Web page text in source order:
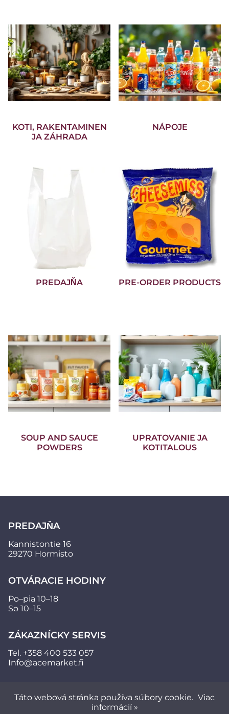
KOTI, RAKENTAMINEN
JA ZÁHRADA
NÁPOJE
PREDAJŇA PRE-ORDER PRODUCTS
SOUP AND SAUCE
POWDERS
UPRATOVANIE JA
KOTITALOUS
PREDAJŇA
Kannistontie 16
29270 Hormisto
OTVÁRACIE HODINY
Po–pia 10–18
So 10–15
ZÁKAZNÍCKY SERVIS
Tel. +358 400 533 057
Info@acemarket.fi
Táto webová stránka používa súbory cookie. Viac
informácií »